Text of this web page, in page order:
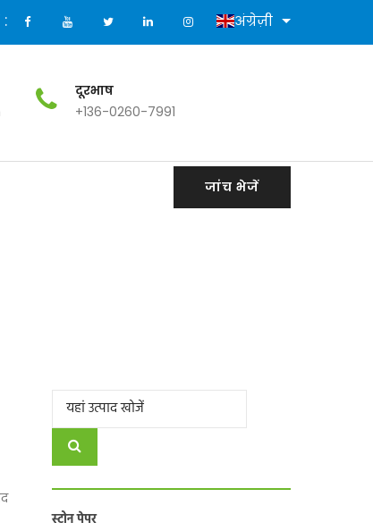
अंग्रेज़ी
दूरभाष
+136-0260-7991
जांच भेजें
स्टोन पेपर